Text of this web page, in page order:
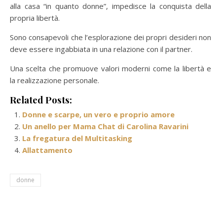
alla casa “in quanto donne”, impedisce la conquista della
propria libertà.
Sono consapevoli che l’esplorazione dei propri desideri non
deve essere ingabbiata in una relazione con il partner.
Una scelta che promuove valori moderni come la libertà e
la realizzazione personale.
Related Posts:
Donne e scarpe, un vero e proprio amore
Un anello per Mama Chat di Carolina Ravarini
La fregatura del Multitasking
Allattamento
donne